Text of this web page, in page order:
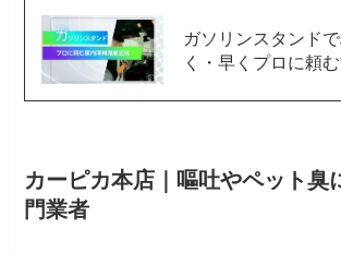
ガソリンスタンド
く・早くプロに頼
カーピカ本店｜嘔吐やペット臭
門業者